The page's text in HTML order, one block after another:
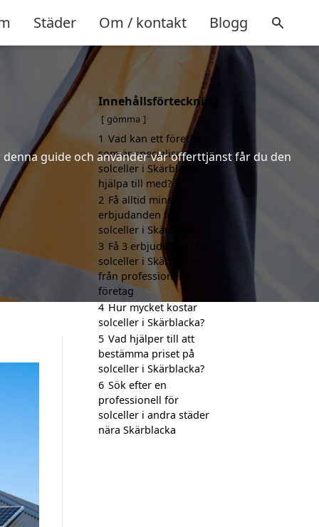
Städer Om / kontakt Blogg
guide och använder vår offerttjänst får du den
Innehållsförteckning
gömma
1 Vad kan ett företag
som är specialiserat på
solceller i Skärblacka
hjälpa till med?
2 Få alltid minst 3
erbjudanden för
solceller i Skärblacka
3 Få 3 erbjudanden för
solceller i Skärblacka
från professionella
företag
4 Hur mycket kostar
solceller i Skärblacka?
5 Vad hjälper till att
bestämma priset på
solceller i Skärblacka?
6 Sök efter en
professionell för
solceller i andra städer
nära Skärblacka